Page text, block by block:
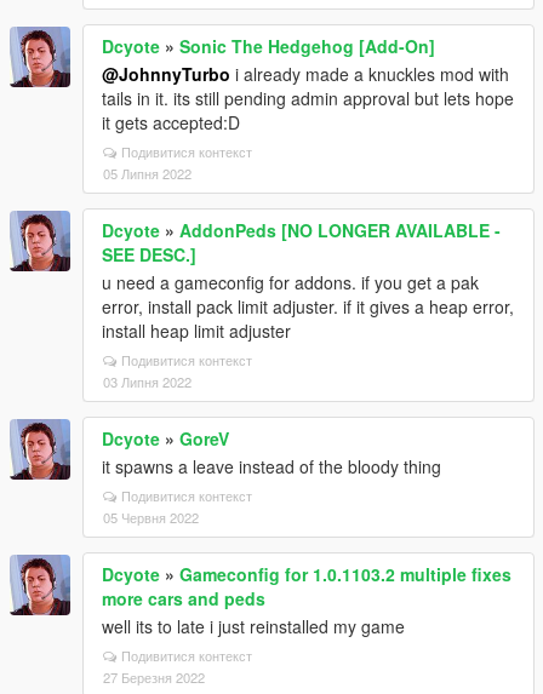
Dcyote » Sonic The Hedgehog [Add-On]
@JohnnyTurbo i already made a knuckles mod with
tails in it. its still pending admin approval but lets hope
it gets accepted:D
Подивитися контекст
05 Липня 2022
Dcyote » AddonPeds [NO LONGER AVAILABLE -
SEE DESC.]
u need a gameconfig for addons. if you get a pak
error, install pack limit adjuster. if it gives a heap error,
install heap limit adjuster
Подивитися контекст
03 Липня 2022
Dcyote » GoreV
it spawns a leave instead of the bloody thing
Подивитися контекст
05 Червня 2022
Dcyote » Gameconfig for 1.0.1103.2 multiple fixes
more cars and peds
well its to late i just reinstalled my game
Подивитися контекст
27 Березня 2022